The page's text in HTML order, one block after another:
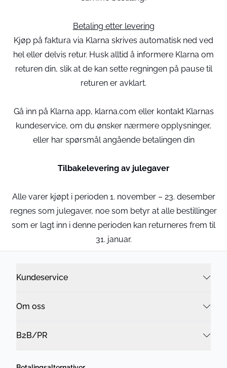
Betaling etter levering
Kjøp på faktura via Klarna skrives automatisk ned ved
hel eller delvis retur. Husk alltid å informere Klarna om
returen din, slik at de kan sette regningen på pause til
returen er avklart.
Gå inn på Klarna app, klarna.com eller kontakt Klarnas
kundeservice, om du ønsker nærmere opplysninger,
eller har spørsmål angående betalingen din
Tilbakelevering av julegaver
Alle varer kjøpt i perioden 1. november – 23. desember
regnes som julegaver, noe som betyr at alle bestillinger
som er lagt inn i denne perioden kan returneres frem til
31. januar.
Kundeservice
Om oss
B2B/PR